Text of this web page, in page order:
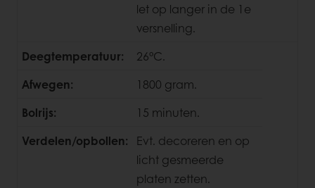
let op langer in de 1e
versnelling.
Deegtemperatuur:
26°C.
Afwegen:
1800 gram.
Bolrijs:
15 minuten.
Verdelen/opbollen:
Evt. decoreren en op
licht gesmeerde
platen zetten.